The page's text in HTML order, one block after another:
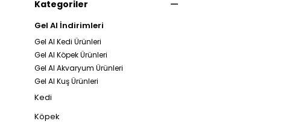
Kategoriler
Gel Al İndirimleri
Gel Al Kedi Ürünleri
Gel Al Köpek Ürünleri
Gel Al Akvaryum Ürünleri
Gel Al Kuş Ürünleri
Kedi
Köpek